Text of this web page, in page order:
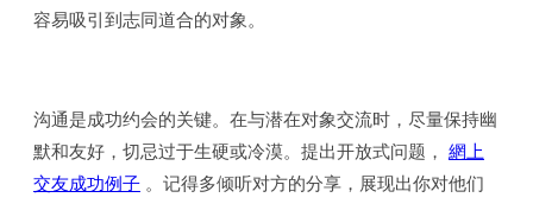
容易吸引到志同道合的对象。
沟通是成功约会的关键。在与潜在对象交流时，尽量保持幽
默和友好，切忌过于生硬或冷漠。提出开放式问题， 網上
交友成功例子 。记得多倾听对方的分享，展现出你对他们